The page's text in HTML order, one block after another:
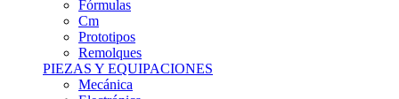
Fórmulas
Cm
Prototipos
Remolques
PIEZAS Y EQUIPACIONES
Mecánica